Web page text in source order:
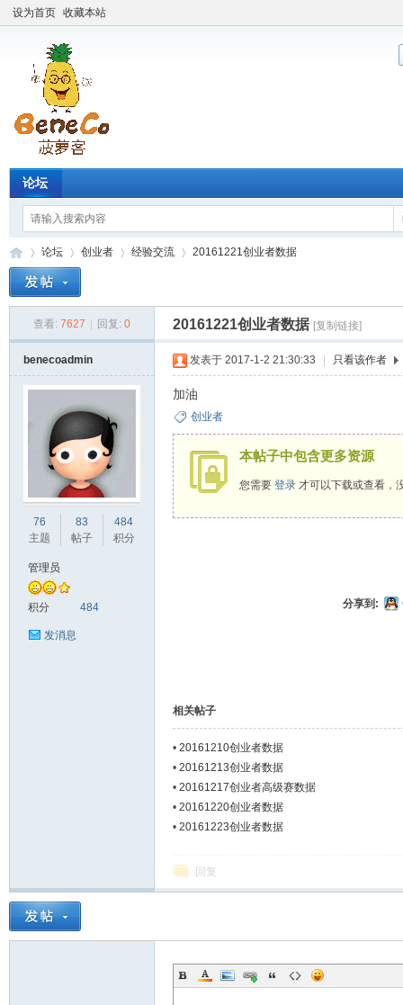
设为首页 收藏本站
论坛
论坛
›
创业者
›
经验交流
›
20161221创业者数据
查看: 7627 回复: 0 20161221创业者数据 [复制链接]
benecoadmin
76
主题
83
帖子
484
积分
管理员
积分 484
发消息
发表于 2017-1-2 21:30:33 只看该作者
加油
创业者
本帖子中包含更多资源
您需要 登录才可以下载或查看，
分享到:
相关帖子
• 20161210创业者数据
• 20161213创业者数据
• 20161217创业者高级赛数据
• 20161220创业者数据
• 20161223创业者数据
回复